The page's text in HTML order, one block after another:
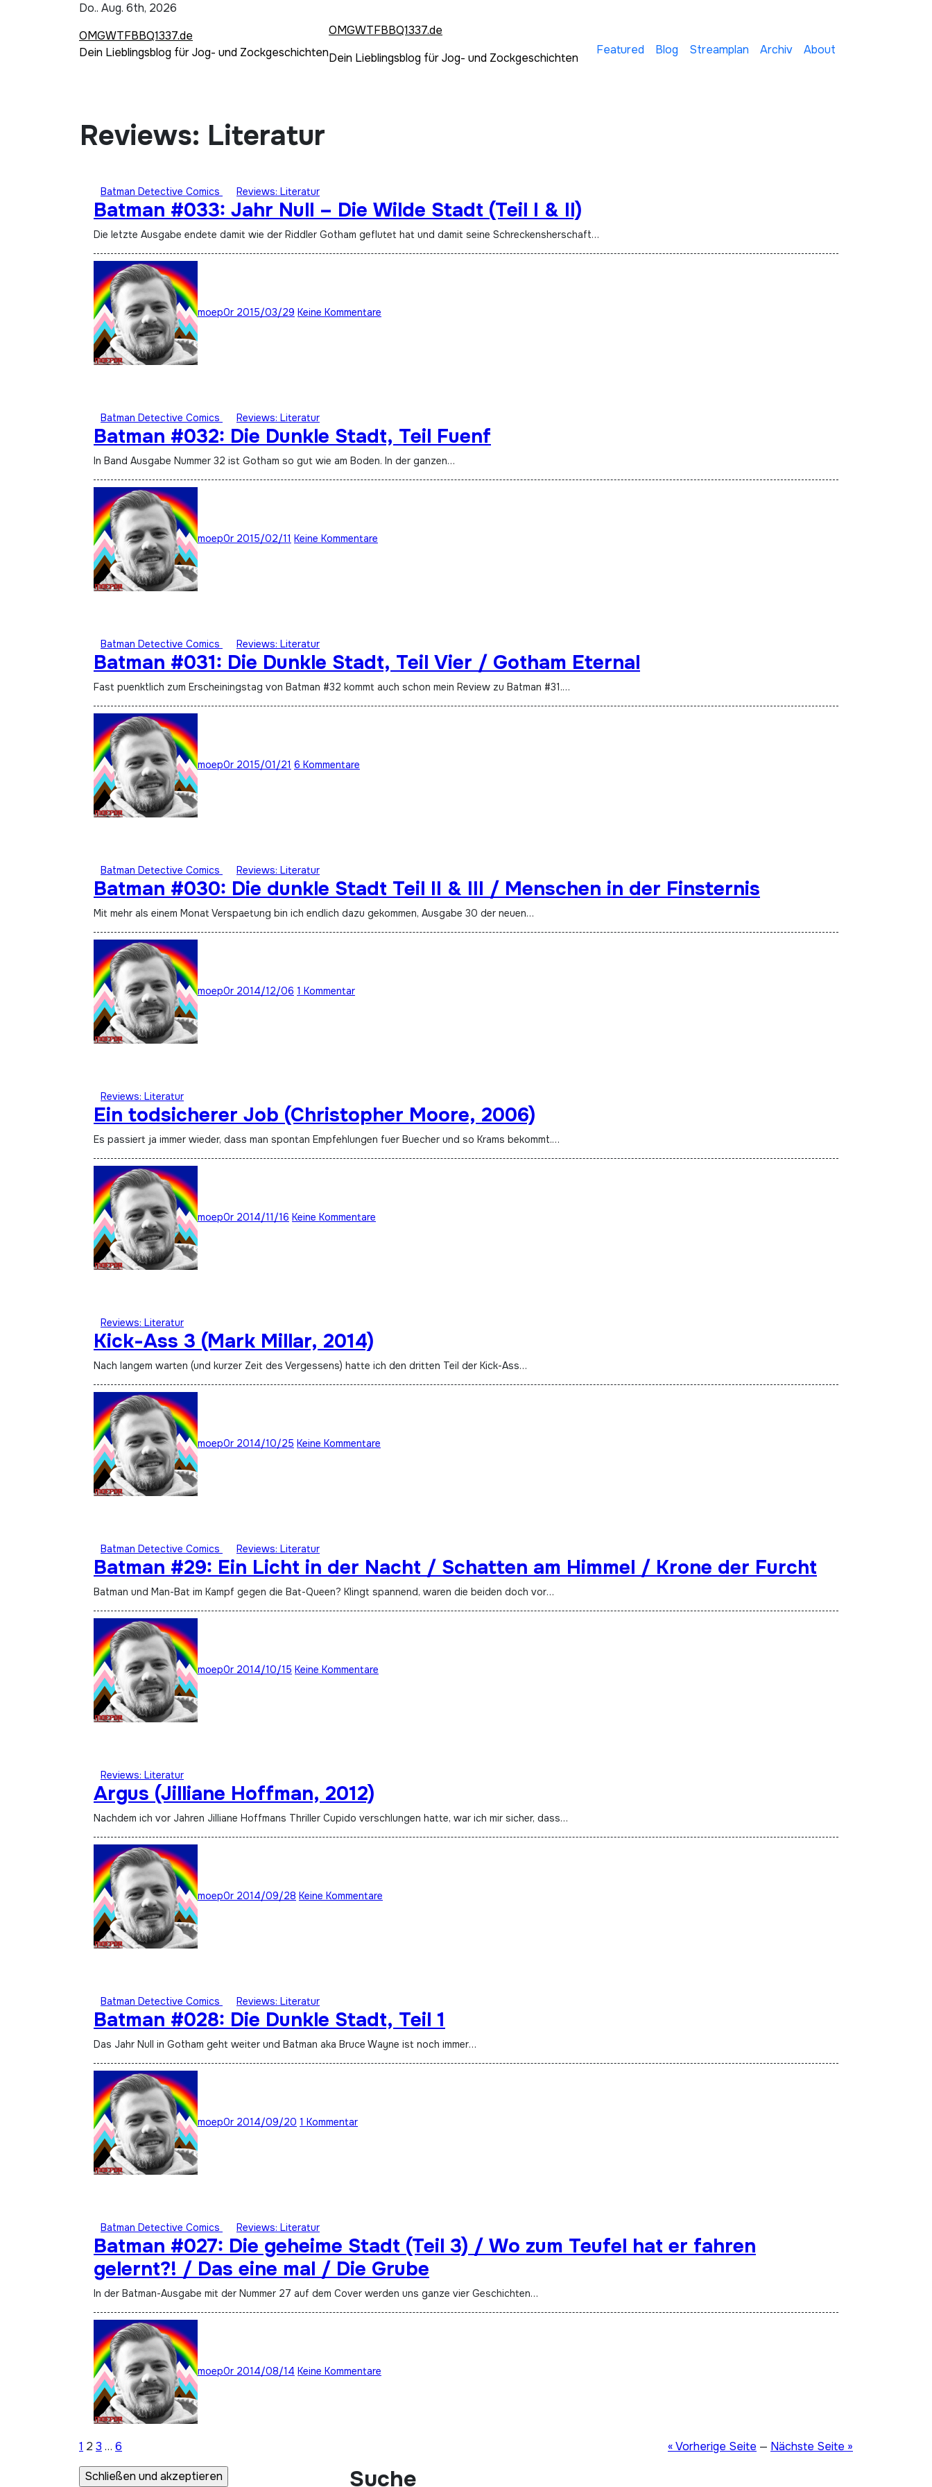
Do.. Aug. 6th, 2026
OMGWTFBBQ1337.de
Dein Lieblingsblog für Jog- und Zockgeschichten
OMGWTFBBQ1337.de
Dein Lieblingsblog für Jog- und Zockgeschichten
Featured Blog Streamplan Archiv About
Reviews: Literatur
Batman Detective Comics Reviews: Literatur
Batman #033: Jahr Null – Die Wilde Stadt (Teil I & II)
Die letzte Ausgabe endete damit wie der Riddler Gotham geflutet hat und damit seine Schreckensherschaft…
moep0r 2015/03/29 Keine Kommentare
Batman Detective Comics Reviews: Literatur
Batman #032: Die Dunkle Stadt, Teil Fuenf
In Band Ausgabe Nummer 32 ist Gotham so gut wie am Boden. In der ganzen…
moep0r 2015/02/11 Keine Kommentare
Batman Detective Comics Reviews: Literatur
Batman #031: Die Dunkle Stadt, Teil Vier / Gotham Eternal
Fast puenktlich zum Erscheiningstag von Batman #32 kommt auch schon mein Review zu Batman #31.…
moep0r 2015/01/21 6 Kommentare
Batman Detective Comics Reviews: Literatur
Batman #030: Die dunkle Stadt Teil II & III / Menschen in der Finsternis
Mit mehr als einem Monat Verspaetung bin ich endlich dazu gekommen, Ausgabe 30 der neuen…
moep0r 2014/12/06 1 Kommentar
Reviews: Literatur
Ein todsicherer Job (Christopher Moore, 2006)
Es passiert ja immer wieder, dass man spontan Empfehlungen fuer Buecher und so Krams bekommt.…
moep0r 2014/11/16 Keine Kommentare
Reviews: Literatur
Kick-Ass 3 (Mark Millar, 2014)
Nach langem warten (und kurzer Zeit des Vergessens) hatte ich den dritten Teil der Kick-Ass…
moep0r 2014/10/25 Keine Kommentare
Batman Detective Comics Reviews: Literatur
Batman #29: Ein Licht in der Nacht / Schatten am Himmel / Krone der Furcht
Batman und Man-Bat im Kampf gegen die Bat-Queen? Klingt spannend, waren die beiden doch vor…
moep0r 2014/10/15 Keine Kommentare
Reviews: Literatur
Argus (Jilliane Hoffman, 2012)
Nachdem ich vor Jahren Jilliane Hoffmans Thriller Cupido verschlungen hatte, war ich mir sicher, dass…
moep0r 2014/09/28 Keine Kommentare
Batman Detective Comics Reviews: Literatur
Batman #028: Die Dunkle Stadt, Teil 1
Das Jahr Null in Gotham geht weiter und Batman aka Bruce Wayne ist noch immer…
moep0r 2014/09/20 1 Kommentar
Batman Detective Comics Reviews: Literatur
Batman #027: Die geheime Stadt (Teil 3) / Wo zum Teufel hat er fahren
gelernt?! / Das eine mal / Die Grube
In der Batman-Ausgabe mit der Nummer 27 auf dem Cover werden uns ganze vier Geschichten…
moep0r 2014/08/14 Keine Kommentare
Seitennummerierung
der
1 2 3 … 6 « Vorherige Seite — Nächste Seite »
Suche